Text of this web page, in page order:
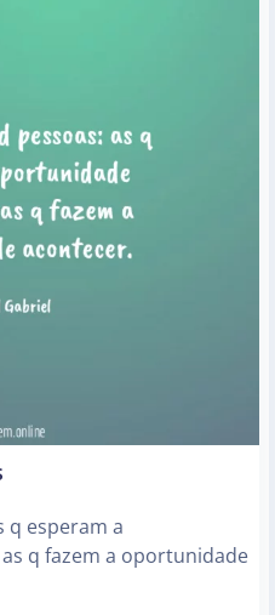
q esperam a
q fazem a oportunidade